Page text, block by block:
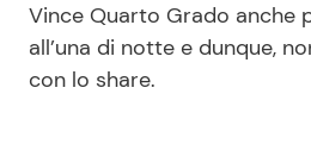
Vince Quarto Grado anche
all’una di notte e dunque,
con lo share.